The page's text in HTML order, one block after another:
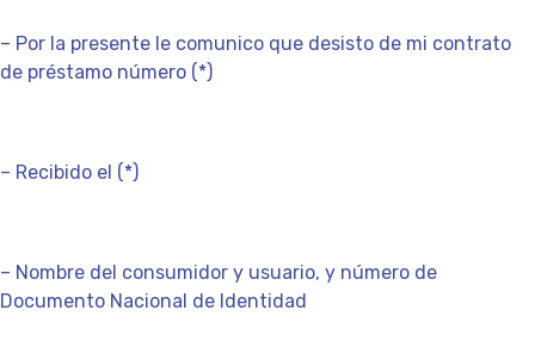
– Por la presente le comunico que desisto de mi contrato
de préstamo número (*)
– Recibido el (*)
– Nombre del consumidor y usuario, y número de
Documento Nacional de Identidad